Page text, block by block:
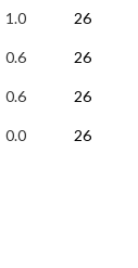
1.0 26
0.6 26
0.6 26
0.0 26